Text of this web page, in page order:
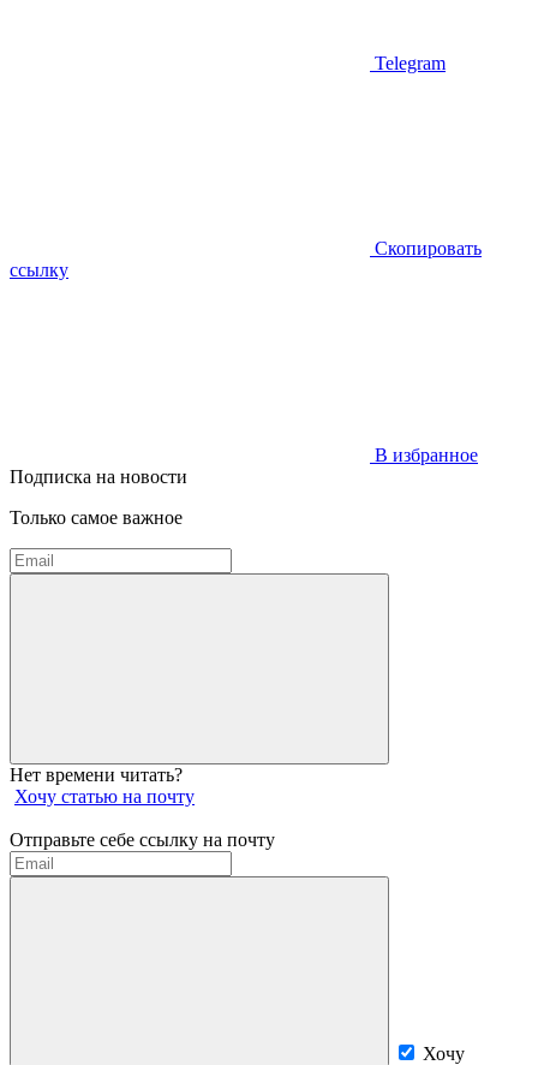
Telegram
Скопировать
ссылку
В избранное
Подписка на новости
Только самое важное
Нет времени читать?
Хочу статью на почту
Отправьте себе ссылку на почту
Хочу